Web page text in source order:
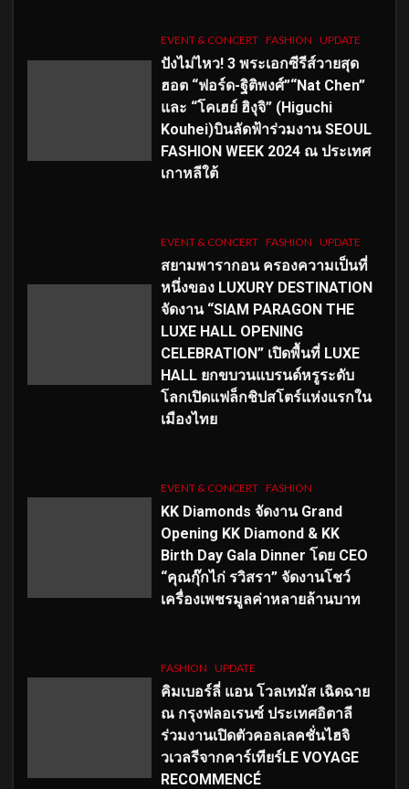
EVENT & CONCERT FASHION UPDATE
ปังไม่ไหว! 3 พระเอกซีรีส์วายสุด
ฮอต “ฟอร์ด-ฐิติพงศ์”“Nat Chen”
และ “โคเฮย์ ฮิงุจิ” (Higuchi
Kouhei)บินลัดฟ้าร่วมงาน SEOUL
FASHION WEEK 2024 ณ ประเทศ
เกาหลีใต้
EVENT & CONCERT FASHION UPDATE
สยามพารากอน ครองความเป็นที่
หนึ่งของ LUXURY DESTINATION
จัดงาน “SIAM PARAGON THE
LUXE HALL OPENING
CELEBRATION” เปิดพื้นที่ LUXE
HALL ยกขบวนแบรนด์หรูระดับ
โลกเปิดแฟล็กชิปสโตร์แห่งแรกใน
เมืองไทย
EVENT & CONCERT FASHION
KK Diamonds จัดงาน Grand
Opening KK Diamond & KK
Birth Day Gala Dinner โดย CEO
“คุณกุ๊กไก่ รวิสรา” จัดงานโชว์
เครื่องเพชรมูลค่าหลายล้านบาท
FASHION UPDATE
คิมเบอร์ลี่ แอน โวลเทมัส เฉิดฉาย
ณ กรุงฟลอเรนซ์ ประเทศอิตาลี
ร่วมงานเปิดตัวคอลเลคชั่นไฮจิ
วเวลรีจากคาร์เทียร์LE VOYAGE
RECOMMENCÉ